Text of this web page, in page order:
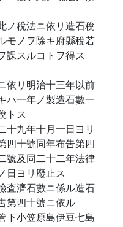
ノ稅法ニ依リ造石稅
モノヲ除キ府縣稅若
課スルコトヲ得ス
依リ明治十三年以前
ハ一年ノ製造石數一
トス
十九年十月一日ヨリ
四十號同年布吿第四
號及同二十二年法律
日ヨリ廢止ス
査濟石數ニ係ル造石
第四十號ニ依ル
下小笠原島伊豆七島